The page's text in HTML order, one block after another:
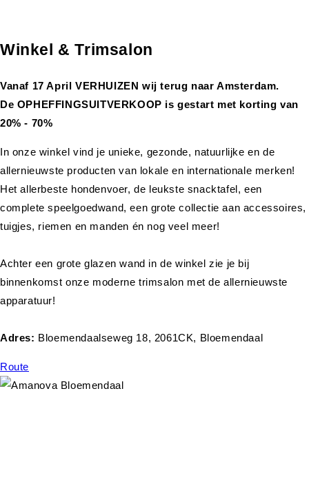
Winkel & Trimsalon
Vanaf 17 April VERHUIZEN wij terug naar Amsterdam.
De OPHEFFINGSUITVERKOOP is gestart met korting van
20% - 70%
In onze winkel vind je unieke, gezonde, natuurlijke en de
allernieuwste producten van lokale en internationale merken!
Het allerbeste hondenvoer, de leukste snacktafel, een
complete speelgoedwand, een grote collectie aan accessoires,
tuigjes, riemen en manden én nog veel meer!
Achter een grote glazen wand in de winkel zie je bij
binnenkomst onze moderne trimsalon met de allernieuwste
apparatuur!
Adres: Bloemendaalseweg 18, 2061CK, Bloemendaal
Route